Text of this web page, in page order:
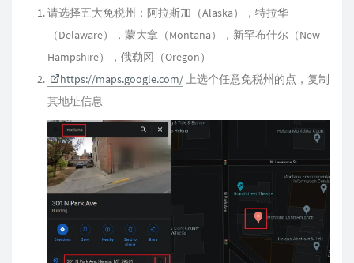
请选择五大免税州：阿拉斯加（Alaska），特拉华
（Delaware），蒙大拿（Montana），新罕布什尔（New
Hampshire），俄勒冈（Oregon）
https://maps.google.com/上选个任意免税州的点，复制
其地址信息